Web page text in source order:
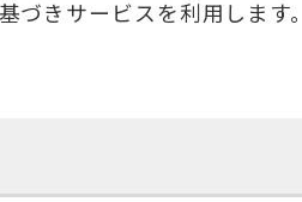
きサービスを利用します。